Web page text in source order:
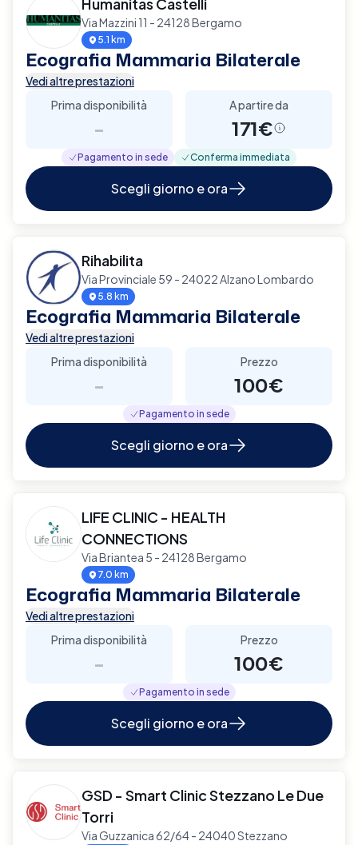
Via Mazzini 11 - 24128 Bergamo
5.1 km
Ecografia Mammaria Bilaterale
Vedi altre prestazioni
Prima disponibilità
-
A partire da
171€
Pagamento in sede Conferma immediata
Scegli giorno e ora
Rihabilita
Via Provinciale 59 - 24022 Alzano Lombardo
5.8 km
Ecografia Mammaria Bilaterale
Vedi altre prestazioni
Prima disponibilità
-
Prezzo
100€
Pagamento in sede
Scegli giorno e ora
LIFE CLINIC - HEALTH
CONNECTIONS
Via Briantea 5 - 24128 Bergamo
7.0 km
Ecografia Mammaria Bilaterale
Vedi altre prestazioni
Prima disponibilità
-
Prezzo
100€
Pagamento in sede
Scegli giorno e ora
GSD - Smart Clinic Stezzano Le Due
Torri
Via Guzzanica 62/64 - 24040 Stezzano